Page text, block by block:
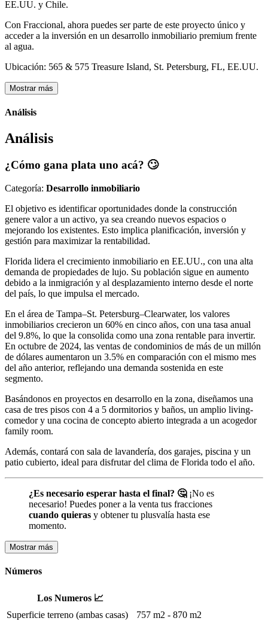
EE.UU. y Chile.
Con Fraccional, ahora puedes ser parte de este proyecto único y
acceder a la inversión en un desarrollo inmobiliario premium frente
al agua.
Ubicación: 565 & 575 Treasure Island, St. Petersburg, FL, EE.UU.
Mostrar más
Análisis
Análisis
¿Cómo gana plata uno acá? 🙄
Categoría: Desarrollo inmobiliario
El objetivo es identificar oportunidades donde la construcción
genere valor a un activo, ya sea creando nuevos espacios o
mejorando los existentes. Esto implica planificación, inversión y
gestión para maximizar la rentabilidad.
Florida lidera el crecimiento inmobiliario en EE.UU., con una alta
demanda de propiedades de lujo. Su población sigue en aumento
debido a la inmigración y al desplazamiento interno desde el norte
del país, lo que impulsa el mercado.
En el área de Tampa–St. Petersburg–Clearwater, los valores
inmobiliarios crecieron un 60% en cinco años, con una tasa anual
del 9.8%, lo que la consolida como una zona rentable para invertir.
En octubre de 2024, las ventas de condominios de más de un millón
de dólares aumentaron un 3.5% en comparación con el mismo mes
del año anterior, reflejando una demanda sostenida en este
segmento.
Basándonos en proyectos en desarrollo en la zona, diseñamos una
casa de tres pisos con 4 a 5 dormitorios y baños, un amplio living-
comedor y una cocina de concepto abierto integrada a un acogedor
family room.
Además, contará con sala de lavandería, dos garajes, piscina y un
patio cubierto, ideal para disfrutar del clima de Florida todo el año.
¿Es necesario esperar hasta el final? 🤔¡No es
necesario! Puedes poner a la venta tus fracciones
cuando quieras y obtener tu plusvalía hasta ese
momento.
Mostrar más
Números
Los Numeros 📈
Superficie terreno (ambas casas)
757 m2 - 870 m2